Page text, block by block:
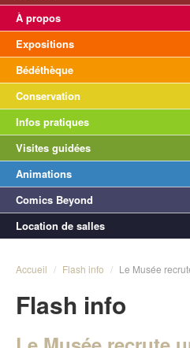
À propos
Expositions
Bédéthèque
Conservation
Infos pratiques
Visites guidées
Animations
Comics Beyond
Location de salles
Accueil / Flash info / Le Musée
Flash info